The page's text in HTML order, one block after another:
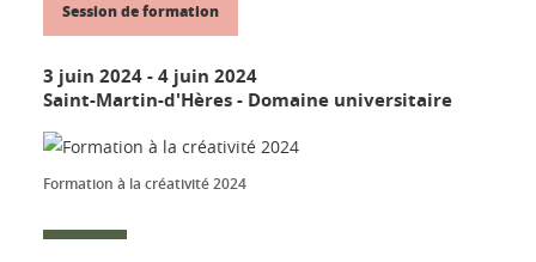
Session de formation
3 juin 2024-4 juin 2024
Saint-Martin-d'Hères - Domaine universitaire
Formation à la créativité 2024